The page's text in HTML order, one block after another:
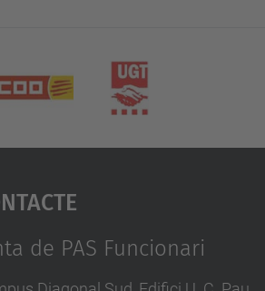
de PAS Funcionari